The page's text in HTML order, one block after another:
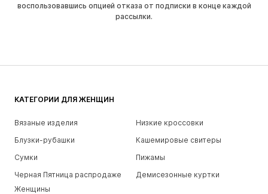
воспользовавшись опцией отказа от подписки в конце каждой
рассылки.
КАТЕГОРИИ ДЛЯ ЖЕНЩИН
Вязаные изделия
Низкие кроссовки
Блузки-рубашки
Кашемировые свитеры
Сумки
Пижамы
Черная Пятница распродаже
Женщины
Демисезонные куртки